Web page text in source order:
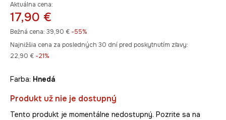
Aktuálna cena:
17,90 €
Bežná cena: 39,90 € -55%
Najnižšia cena za posledných 30 dní pred poskytnutím zľavy:
22,90 € -21%
Farba: hnedá
Produkt už nie je dostupný
Tento produkt je momentálne nedostupný. Pozrite sa na